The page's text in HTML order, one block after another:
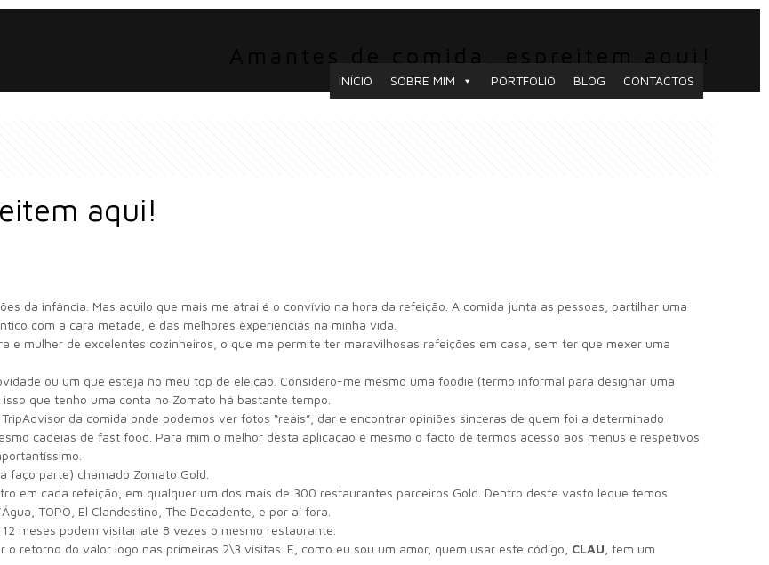
INÍCIO SOBRE MIM PORTFOLIO BLOG CONTACTOS
aqui!
da infância. Mas aquilo que mais me atrai é o convívio na hora da refeição. A comida junta as pessoas, partilhar uma
com a cara metade, é das melhores experiências na minha vida.
e mulher de excelentes cozinheiros, o que me permite ter maravilhosas refeições em casa, sem ter que mexer uma
ou um que esteja no meu top de eleição. Considero-me mesmo uma foodie (termo informal para designar uma
que tenho uma conta no Zomato há bastante tempo.
da comida onde podemos ver fotos “reais”, dar e encontrar opiniões sinceras de quem foi a determinado
cadeias de fast food. Para mim o melhor desta aplicação é mesmo o facto de termos acesso aos menus e respetivos
faço parte) chamado Zomato Gold.
em cada refeição, em qualquer um dos mais de 300 restaurantes parceiros Gold. Dentro deste vasto leque temos
TOPO, El Clandestino, The Decadente, e por aí fora.
meses podem visitar até 8 vezes o mesmo restaurante.
retorno do valor logo nas primeiras 2\3 visitas. E, como eu sou um amor, quem usar este código, CLAU , tem um